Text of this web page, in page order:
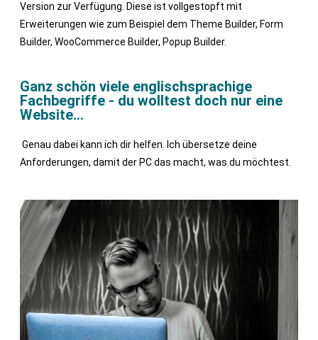
Version zur Verfügung. Diese ist vollgestopft mit
Erweiterungen wie zum Beispiel dem Theme Builder, Form
Builder, WooCommerce Builder, Popup Builder.
Ganz schön viele englischsprachige
Fachbegriffe - du wolltest doch nur eine
Website...
Genau dabei kann ich dir helfen. Ich übersetze deine
Anforderungen, damit der PC das macht, was du möchtest.